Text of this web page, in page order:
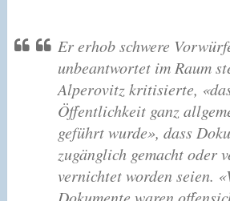
Er erhob schwere
unbeantwortet im Raum
Alperovitz kritisierte,
Öffentlichkeit ganz
geführt wurde», dass
zugänglich gemacht oder
vernichtet worden seien.
Dokumente waren